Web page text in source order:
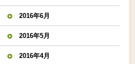
2016年6月
2016年5月
2016年4月